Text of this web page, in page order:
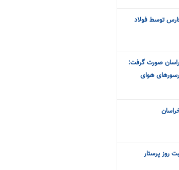
توسط فولاد
صورت گرفت:
هوای
روز پرستار